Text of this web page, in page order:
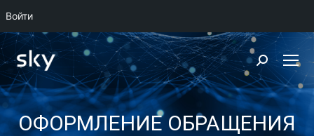
Войти
Поиск:
ОФОРМЛЕНИЕ ОБРАЩЕНИЯ